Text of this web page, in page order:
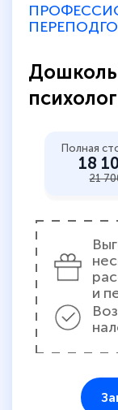
Полная
18
21
и